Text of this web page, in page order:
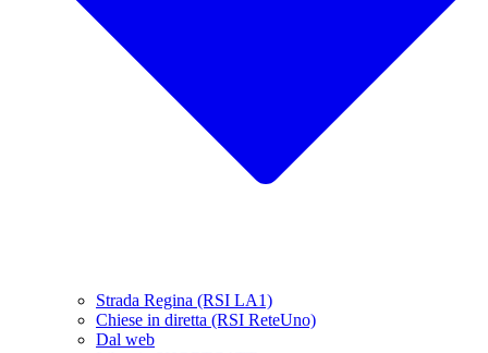
Strada Regina (RSI LA1)
Chiese in diretta (RSI ReteUno)
Dal web